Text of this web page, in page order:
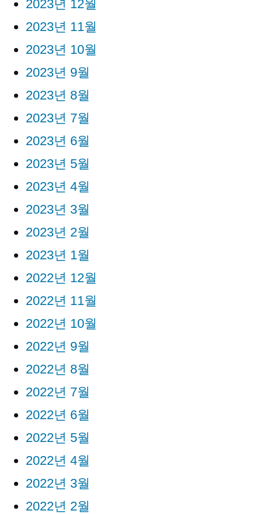
2023년 12월
2023년 11월
2023년 10월
2023년 9월
2023년 8월
2023년 7월
2023년 6월
2023년 5월
2023년 4월
2023년 3월
2023년 2월
2023년 1월
2022년 12월
2022년 11월
2022년 10월
2022년 9월
2022년 8월
2022년 7월
2022년 6월
2022년 5월
2022년 4월
2022년 3월
2022년 2월